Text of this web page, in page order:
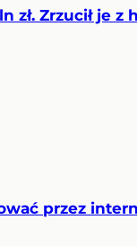
zł. Zrzucił je z
przez